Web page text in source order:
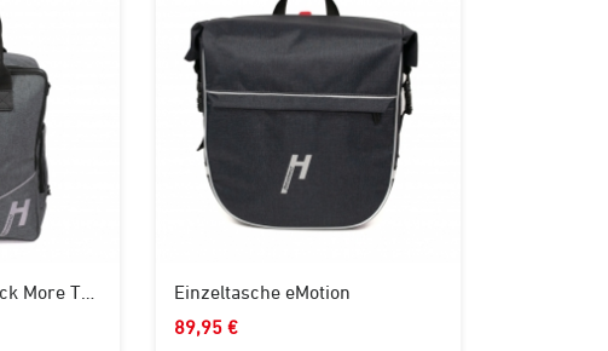
Einzeltasche eMotion
89,95 €